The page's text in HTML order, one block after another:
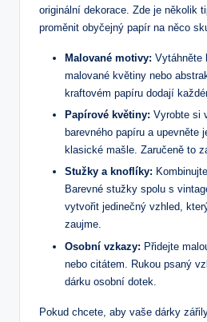
originální dekorace. Zde je několik
proměnit obyčejný papír na něco
Malované motivy: Vytáhněte
malované květiny nebo
kraftovém papíru dodají
Papírové květiny: Vyrobte si
barevného papíru a upevněte
klasické mašle. Zaručeně to
Stužky a knoflíky:
Barevné stužky spolu s
vytvořit jedinečný vzhled,
zaujme.
Osobní vzkazy: Přidejte
nebo citátem. Rukou psaný
dárku osobní dotek.
Pokud chcete, aby vaše dárky